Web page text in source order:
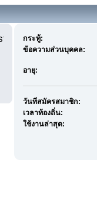
กระทู้:
ข้อความส่วนบุคคล:
อายุ:
วันที่สมัครสมาชิก:
เวลาท้องถิ่น:
ใช้งานล่าสุด: